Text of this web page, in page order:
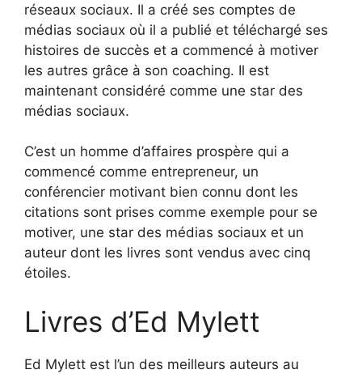
réseaux sociaux. Il a créé ses comptes de
médias sociaux où il a publié et téléchargé ses
histoires de succès et a commencé à motiver
les autres grâce à son coaching. Il est
maintenant considéré comme une star des
médias sociaux.
C’est un homme d’affaires prospère qui a
commencé comme entrepreneur, un
conférencier motivant bien connu dont les
citations sont prises comme exemple pour se
motiver, une star des médias sociaux et un
auteur dont les livres sont vendus avec cinq
étoiles.
Livres d’Ed Mylett
Ed Mylett est l’un des meilleurs auteurs au